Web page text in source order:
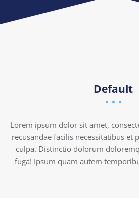
Default
Lorem ipsum dolor sit amet,
recusandae facilis necessitatibus et
culpa. Distinctio dolorum
fuga! Ipsum quam autem